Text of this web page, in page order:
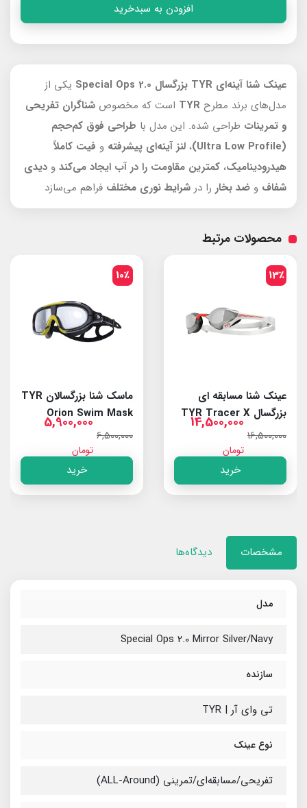
افزودن به سبدخرید
عینک شنا آینه‌ای TYR بزرگسال Special Ops 2.0
یکی از
مدل‌های برند مطرح
است که مخصوص شناگران تفریحی
و تمرینات طراحی شده. این مدل با طراحی فوق کم‌حجم
(Ultra Low Profile)
، لنز آینه‌ای پیشرفته و فیت کاملاً
هیدرودینامیک، کمترین مقاومت را در آب ایجاد می‌کند و دیدی
شفاف و ضد بخار را در شرایط نوری مختلف فراهم می‌سازد
محصولات مرتبط
13٪
عینک شنا مسابقه ای
بزرگسال TYR Tracer X
Elite Smoke/Red
16,500,000
14,500,000
تومان
خرید
10٪
ماسک شنا بزرگسالان TYR
Orion Swim Mask
Smoke/Black
6,500,000
5,900,000
تومان
خرید
مشخصات دیدگاه‌ها
مدل
Special Ops 2.0 Mirror Silver/Navy
سازنده
تی وای آر | TYR
نوع عینک
تفریحی/مسابقه‌ای/تمرینی (ALL-Around)